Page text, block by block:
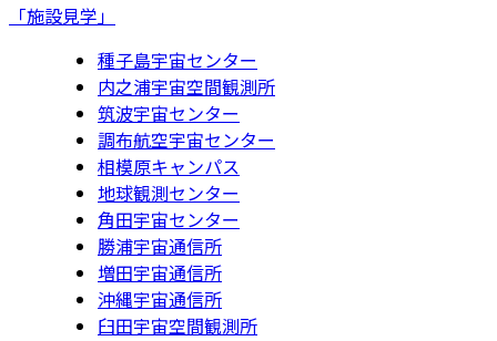
「施設見学」
種子島宇宙センター
内之浦宇宙空間観測所
筑波宇宙センター
調布航空宇宙センター
相模原キャンパス
地球観測センター
角田宇宙センター
勝浦宇宙通信所
増田宇宙通信所
沖縄宇宙通信所
臼田宇宙空間観測所